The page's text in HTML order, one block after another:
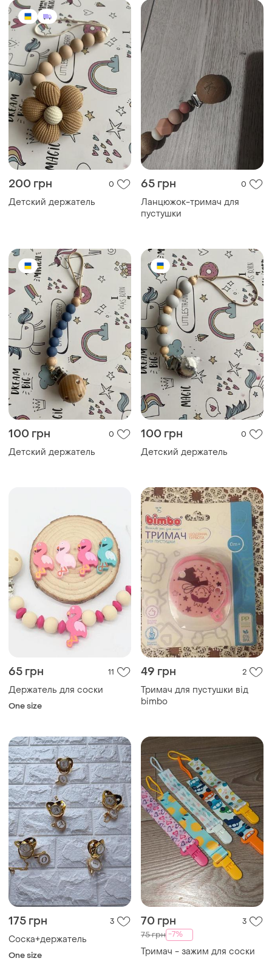
200 грн 0
Детский держатель
65 грн 0
Ланцюжок-тримач для
пустушки
100 грн 0
Детский держатель
100 грн 0
Детский держатель
65 грн 11
Держатель для соски
One size
49 грн 2
Тримач для пустушки від
bimbo
175 грн 3
Соска+держатель
One size
70 грн 3
75 грн -7%
Тримач - зажим для соски